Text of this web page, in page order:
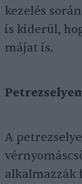
kezelés
is kiderül,
májat is.
A
alkalmazzák